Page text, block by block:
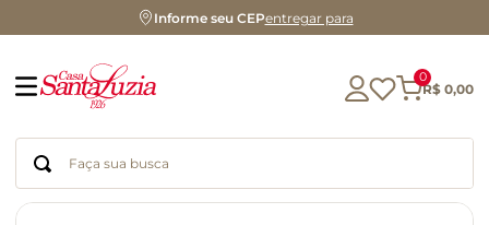
Informe seu CEPentregar para
0
R$ 0,00
Faça sua busca